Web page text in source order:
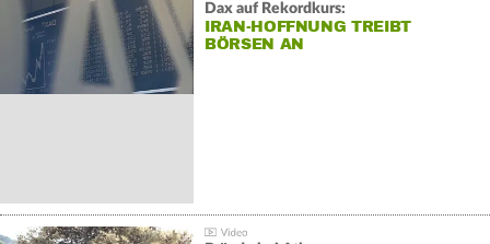
Dax auf Rekordkurs:
IRAN-HOFFNUNG TREIBT
BÖRSEN AN